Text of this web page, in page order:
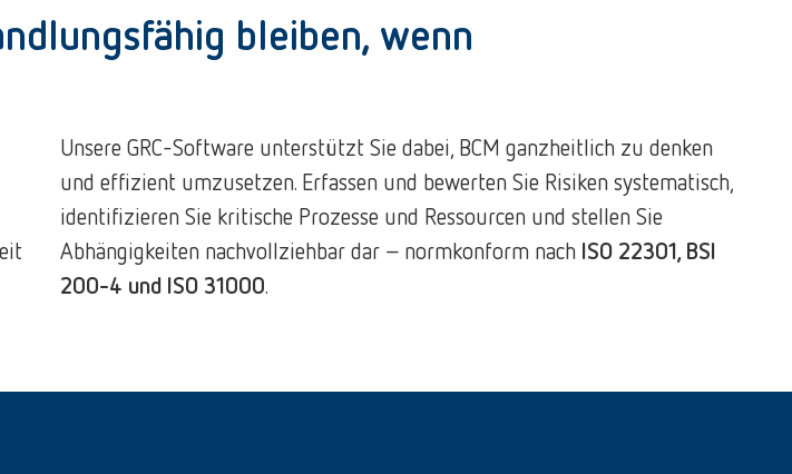
bleiben, wenn
Unsere GRC-Software unterstützt Sie dabei, BCM ganzheitlich zu denken
und effizient umzusetzen. Erfassen und bewerten Sie Risiken systematisch,
identifizieren Sie kritische Prozesse und Ressourcen und stellen Sie
Abhängigkeiten nachvollziehbar dar – normkonform nach ISO 22301, BSI
200-4 und ISO 31000.​